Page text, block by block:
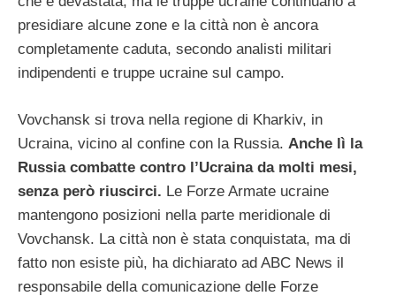
presidiare alcune zone e la città non è ancora
completamente caduta, secondo analisti militari
indipendenti e truppe ucraine sul campo.
Vovchansk si trova nella regione di Kharkiv, in
Ucraina, vicino al confine con la Russia. Anche lì la
Russia combatte contro l’Ucraina da molti mesi,
senza però riuscirci. Le Forze Armate ucraine
mantengono posizioni nella parte meridionale di
Vovchansk. La città non è stata conquistata, ma di
fatto non esiste più, ha dichiarato ad ABC News il
responsabile della comunicazione delle Forze